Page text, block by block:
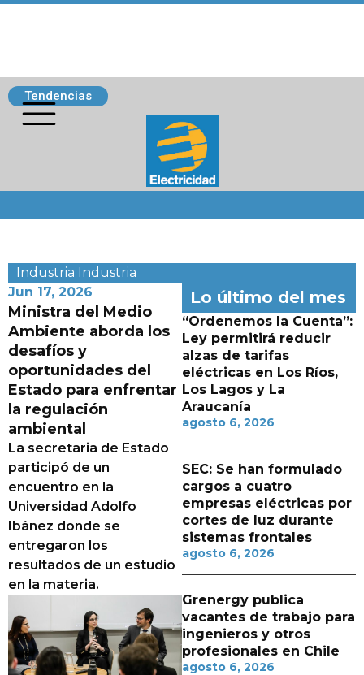
Tendencias
Industria Industria
Jun 17, 2026
Ministra del Medio
Ambiente aborda los
desafíos y
oportunidades del
Estado para enfrentar
la regulación
ambiental
La secretaria de Estado
participó de un
encuentro en la
Universidad Adolfo
Ibáñez donde se
entregaron los
resultados de un estudio
en la materia.
Lo último del mes
“Ordenemos la Cuenta”:
Ley permitirá reducir
alzas de tarifas
eléctricas en Los Ríos,
Los Lagos y La
Araucanía
agosto 6, 2026
SEC: Se han formulado
cargos a cuatro
empresas eléctricas por
cortes de luz durante
sistemas frontales
agosto 6, 2026
Grenergy publica
vacantes de trabajo para
ingenieros y otros
profesionales en Chile
agosto 6, 2026